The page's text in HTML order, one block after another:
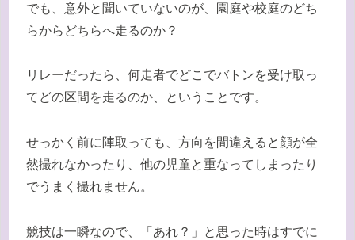
でも、意外と聞いていないのが、園庭や校庭のどち
らからどちらへ走るのか？
リレーだったら、何走者でどこでバトンを受け取っ
てどの区間を走るのか、ということです。
せっかく前に陣取っても、方向を間違えると顔が全
然撮れなかったり、他の児童と重なってしまったり
でうまく撮れません。
競技は一瞬なので、「あれ？」と思った時はすでに